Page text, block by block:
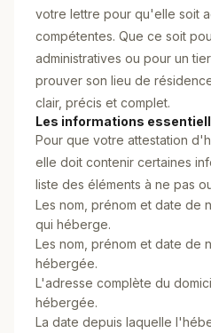
votre lettre pour qu'elle soit
compétentes. Que ce soit
administratives ou pour un
prouver son lieu de
clair, précis et complet.
Les informations
Pour que votre attestation
elle doit contenir certaines
liste des éléments à ne pas
Les nom, prénom et date de
qui héberge.
Les nom, prénom et date de
hébergée.
L'adresse complète du
hébergée.
La date depuis laquelle